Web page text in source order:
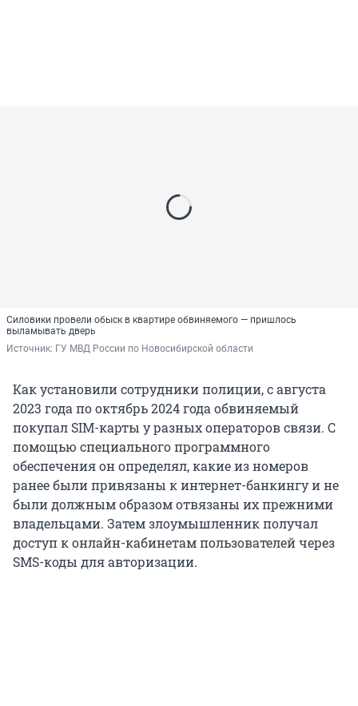
Силовики провели обыск в квартире обвиняемого — пришлось
выламывать дверь
Источник: ГУ МВД России по Новосибирской области
Как установили сотрудники полиции, с августа
2023 года по октябрь 2024 года обвиняемый
покупал SIM-карты у разных операторов связи. С
помощью специального программного
обеспечения он определял, какие из номеров
ранее были привязаны к интернет-банкингу и не
были должным образом отвязаны их прежними
владельцами. Затем злоумышленник получал
доступ к онлайн-кабинетам пользователей через
SMS-коды для авторизации.